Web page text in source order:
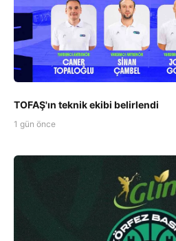
TOFAŞ'ın teknik ekibi belirlendi
1 gün önce